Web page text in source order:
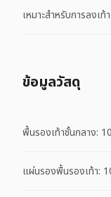
เหมาะสําหรับการลงเ
ข้อมูลวัสดุ
พื้นรองเท้าชั้นกลาง:
แผ่นรองพื้นรองเท้า: